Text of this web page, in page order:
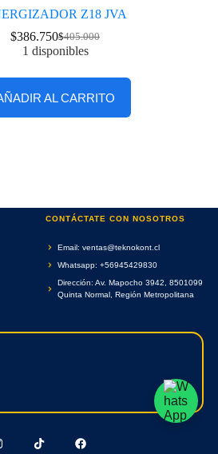
Z18 JVA
$405.000
$386.750
1 disponibles
AL CARRITO
CONTÁCTATE CON NOSOTROS
Email: ventas@teknokont.cl
Whatsapp: +56945429830
Dirección: Av. Mapocho 3942, 8501099
Quinta Normal, Región Metropolitana